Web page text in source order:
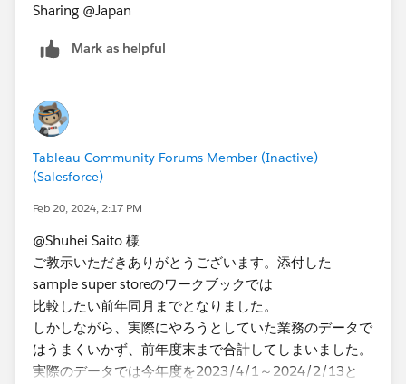
Sharing @Japan​
Mark as helpful
Tableau Community Forums Member (Inactive)
(Salesforce)
Feb 20, 2024, 2:17 PM
@Shuhei Saito 様
ご教示いただきありがとうございます。添付した
sample super storeのワークブックでは
比較したい前年同月までとなりました。
しかしながら、実際にやろうとしていた業務のデータで
はうまくいかず、前年度末まで合計してしまいました。
実際のデータでは今年度を2023/4/1～2024/2/13と